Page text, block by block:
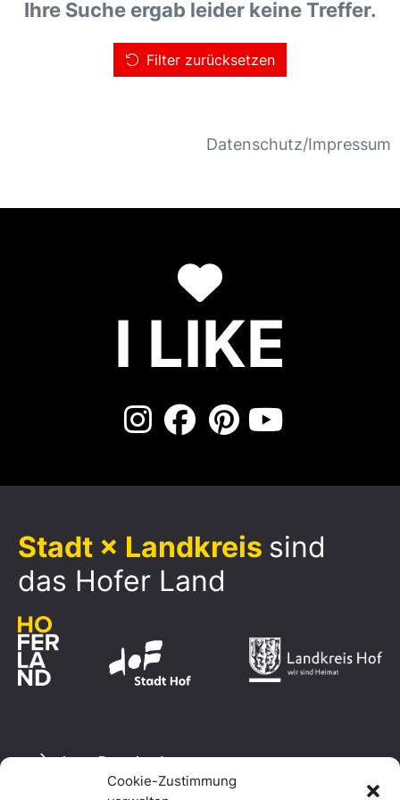
Cookie-Zustimmung
Ihre Suche ergab leider keine Treffer.
Filter zurücksetzen
Datenschutz/Impressum
I LIKE
Stadt × Landkreis sind
das Hofer Land
Logo Download